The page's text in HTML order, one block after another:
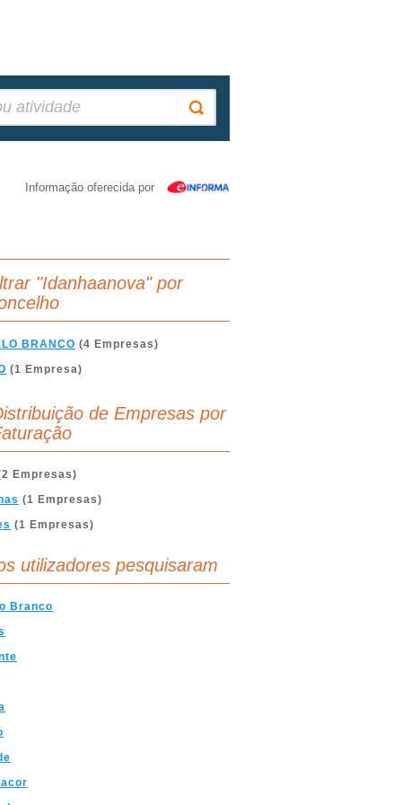
Informação oferecida por
"Idanhaanova" por
BRANCO (4 Empresas)
(1 Empresa)
de Empresas por
Empresas)
(1 Empresas)
(1 Empresas)
utilizadores pesquisaram
Branco